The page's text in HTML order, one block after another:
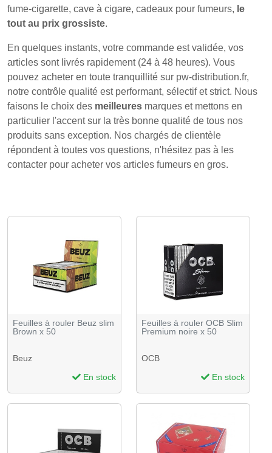
fume-cigarette, cave à cigare, cadeaux pour fumeurs, le
tout au prix grossiste.
En quelques instants, votre commande est validée, vos
articles sont livrés rapidement (24 à 48 heures). Vous
pouvez acheter en toute tranquillité sur pw-distribution.fr,
notre contrôle qualité est performant, sélectif et strict. Nous
faisons le choix des meilleures marques et mettons en
particulier l'accent sur la très bonne qualité de tous nos
produits sans exception. Nos chargés de clientèle
répondent à toutes vos questions, n'hésitez pas à les
contacter pour acheter vos articles fumeurs en gros.
Feuilles à rouler Beuz slim
Brown x 50
Beuz
En stock
Feuilles à rouler OCB Slim
Premium noire x 50
OCB
En stock